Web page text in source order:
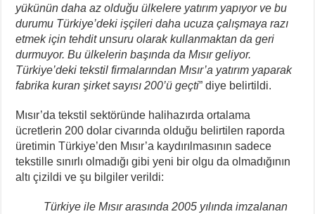
yükünün daha az olduğu ülkelere yatırım yapıyor ve bu
durumu Türkiye’deki işçileri daha ucuza çalışmaya razı
etmek için tehdit unsuru olarak kullanmaktan da geri
durmuyor. Bu ülkelerin başında da Mısır geliyor.
Türkiye’deki tekstil firmalarından Mısır’a yatırım yaparak
fabrika kuran şirket sayısı 200’ü geçti” diye belirtildi.
Mısır’da tekstil sektöründe halihazırda ortalama
ücretlerin 200 dolar civarında olduğu belirtilen raporda
üretimin Türkiye’den Mısır’a kaydırılmasının sadece
tekstille sınırlı olmadığı gibi yeni bir olgu da olmadığının
altı çizildi ve şu bilgiler verildi:
Türkiye ile Mısır arasında 2005 yılında imzalanan